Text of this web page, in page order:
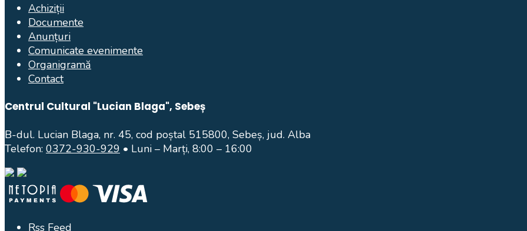
Achiziții
Documente
Anunțuri
Comunicate evenimente
Organigramă
Contact
Centrul Cultural "Lucian Blaga", Sebeș
B-dul. Lucian Blaga, nr. 45, cod poștal 515800, Sebeș, jud. Alba
Telefon: 0372-930-929 • Luni – Marți, 8:00 – 16:00
Rss Feed